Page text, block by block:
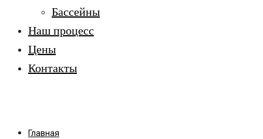
Бассейны
Наш процесс
Цены
Контакты
Главная